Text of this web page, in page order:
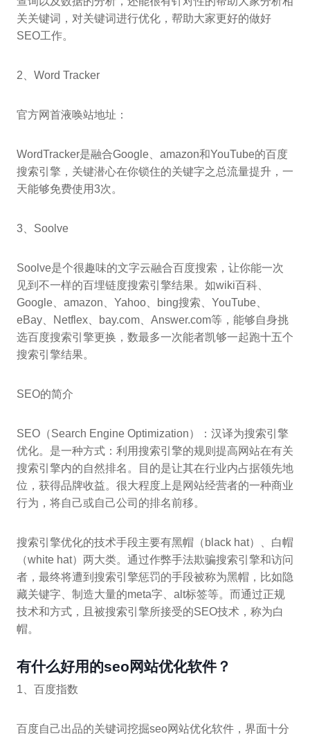
关关键词，对关键词进行优化，帮助大家更好的做好
SEO工作。
2、Word Tracker
官方网首液唤站地址：
WordTracker是融合Google、amazon和YouTube的百度
搜索引擎，关键潜心在你锁住的关键字之总流量提升，一
天能够免费使用3次。
3、Soolve
Soolve是个很趣味的文字云融合百度搜索，让你能一次
见到不一样的百埋链度搜索引擎结果。如wiki百科、
Google、amazon、Yahoo、bing搜索、YouTube、
eBay、Netflex、bay.com、Answer.com等，能够自身挑
选百度搜索引擎更换，数最多一次能者凯够一起跑十五个
搜索引擎结果。
SEO的简介
SEO（Search Engine Optimization）：汉译为搜索引擎
优化。是一种方式：利用搜索引擎的规则提高网站在有关
搜索引擎内的自然排名。目的是让其在行业内占据领先地
位，获得品牌收益。很大程度上是网站经营者的一种商业
行为，将自己或自己公司的排名前移。
搜索引擎优化的技术手段主要有黑帽（black hat）、白帽
（white hat）两大类。通过作弊手法欺骗搜索引擎和访问
者，最终将遭到搜索引擎惩罚的手段被称为黑帽，比如隐
藏关键字、制造大量的meta字、alt标签等。而通过正规
技术和方式，且被搜索引擎所接受的SEO技术，称为白
帽。
有什么好用的seo网站优化软件？
1、百度指数
百度自己出品的关键词挖掘seo网站优化软件，界面十分